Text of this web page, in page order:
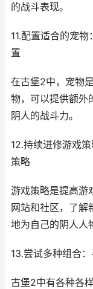
的战斗表现。
11.配置适合的宠
置
在古堡2中，宠物
物，可以提供额外
阴人的战斗力。
12.持续进修游戏
策略
游戏策略是提高游
网站和社区，了解
地为自己的阴人人
13.尝试多种组合
古堡2中有各种各